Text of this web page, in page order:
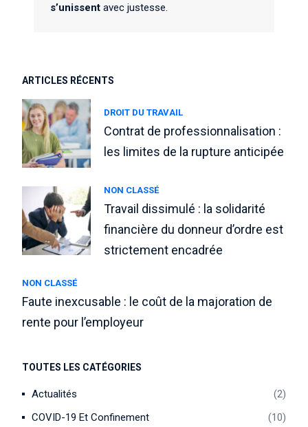
s’unissent avec justesse.
ARTICLES RÉCENTS
DROIT DU TRAVAIL
Contrat de professionnalisation :
les limites de la rupture anticipée
NON CLASSÉ
Travail dissimulé : la solidarité
financière du donneur d’ordre est
strictement encadrée
NON CLASSÉ
Faute inexcusable : le coût de la majoration de
rente pour l’employeur
TOUTES LES CATÉGORIES
Actualités
2
COVID-19 Et Confinement
10